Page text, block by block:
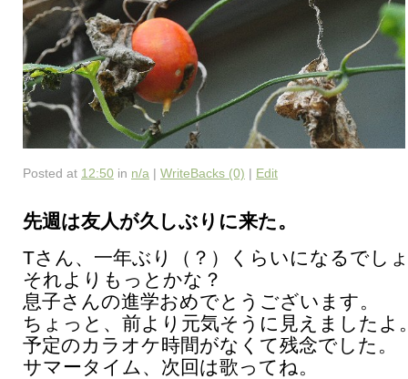
Posted at 12:50 in n/a | WriteBacks (0) | Edit
先週は友人が久しぶりに来た。
Tさん、一年ぶり（？）くらいになるでし
それよりもっとかな？
息子さんの進学おめでとうございます。
ちょっと、前より元気そうに見えましたよ
予定のカラオケ時間がなくて残念でした。
サマータイム、次回は歌ってね。